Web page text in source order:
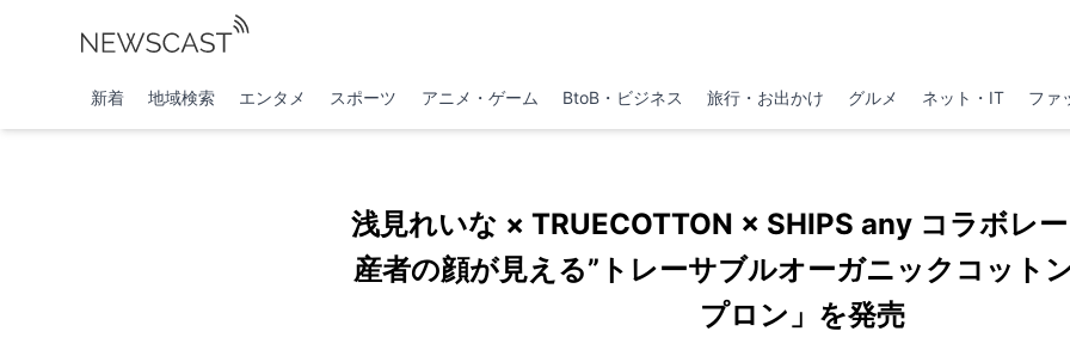
新着 地域検索 エンタメ スポーツ アニメ・ゲーム BtoB・ビジネス 旅行・お出かけ グルメ ネット・IT ファ
浅見れいな × TRUECOTTON × SHIPS any コラボレ
産者の顔が見える”トレーサブルオーガニックコット
プロン」を発売